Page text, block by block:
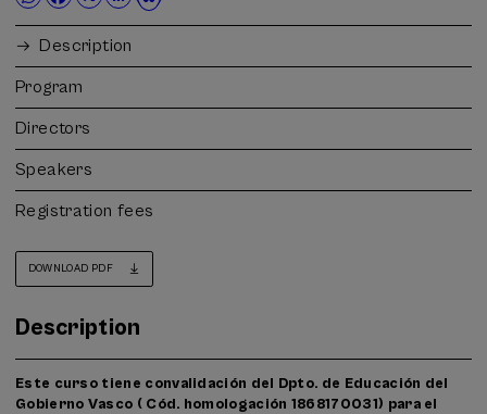
Description
Program
Directors
Speakers
Registration fees
DOWNLOAD PDF
Description
Este curso tiene convalidación del Dpto. de Educación del
Gobierno Vasco ( Cód. homologación 1868170031) para el